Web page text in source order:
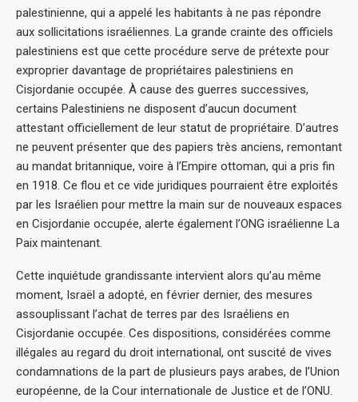
palestinienne, qui a appelé les habitants à ne pas répondre
aux sollicitations israéliennes. La grande crainte des officiels
palestiniens est que cette procédure serve de prétexte pour
exproprier davantage de propriétaires palestiniens en
Cisjordanie occupée. À cause des guerres successives,
certains Palestiniens ne disposent d’aucun document
attestant officiellement de leur statut de propriétaire. D’autres
ne peuvent présenter que des papiers très anciens, remontant
au mandat britannique, voire à l’Empire ottoman, qui a pris fin
en 1918. Ce flou et ce vide juridiques pourraient être exploités
par les Israélien pour mettre la main sur de nouveaux espaces
en Cisjordanie occupée, alerte également l’ONG israélienne La
Paix maintenant.
Cette inquiétude grandissante intervient alors qu’au même
moment, Israël a adopté, en février dernier, des mesures
assouplissant l’achat de terres par des Israéliens en
Cisjordanie occupée. Ces dispositions, considérées comme
illégales au regard du droit international, ont suscité de vives
condamnations de la part de plusieurs pays arabes, de l’Union
européenne, de la Cour internationale de Justice et de l’ONU.